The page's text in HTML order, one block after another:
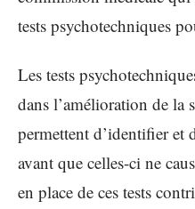
tests psychotechniques
Les tests
dans l’amélioration de la
permettent d’identifier et
avant que celles-ci ne
en place de ces tests